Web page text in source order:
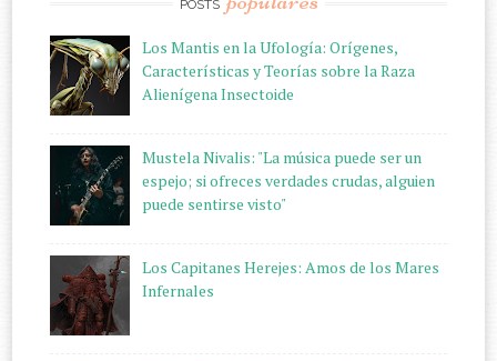
POSTS
Los Mantis en la Ufología: Orígenes,
Características y Teorías sobre la Raza
Alienígena Insectoide
Mustela Nivalis: "La música puede ser un
espejo; si ofreces verdades crudas, alguien
puede sentirse visto"
Los Capitanes Herejes: Amos de los Mares
Infernales